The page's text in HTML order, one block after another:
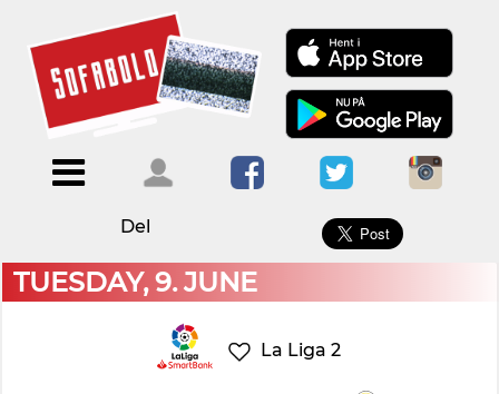
Menu
ForsideKalendere
Blogs
Om
Sofabold
Kontakt
bruger
ind
×
Del
TUESDAY, 9. JUNE
La Liga 2